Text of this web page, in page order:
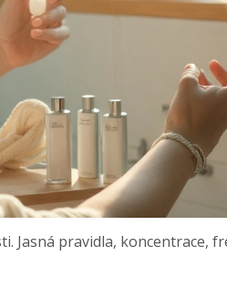
Jasná pravidla, koncentrace,